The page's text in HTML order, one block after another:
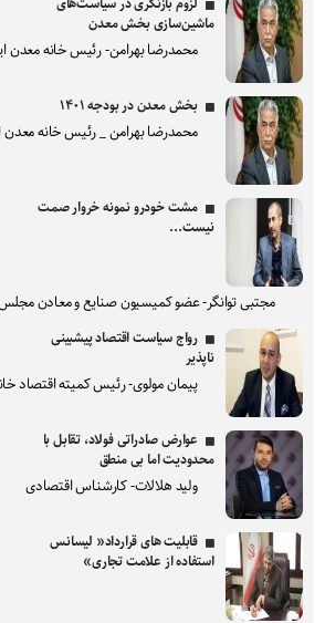
ماشین‌سازی بخش معدن
محمدرضا بهرامن- رئیس خانه معدن
بخش معدن در بودجه ۱۴۰۱
محمدرضا بهرامن _ رئیس خانه معدن
مشت خودرو نمونه خروار صمت
نیست...
مجتبی توانگر- عضو کمیسیون صنایع و معادن
رواج سیاست اقتصاد پیشبینی
ناپذیر
پیمان مولوی- رئیس کمیته اقتصاد
عوارض صادراتی فولاد، تقابل با
محدودیت اما بی منطق
ولید هلالات- کارشناس اقتصادی
قابلیت های قرارداد« لیسانس
استفاده از علامت تجاری»